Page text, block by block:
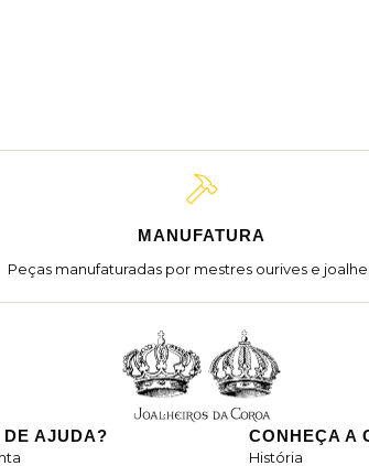
MANUFATURA
Peças manufaturadas por mestres ourives e
DE AJUDA? CONHEÇA A
História